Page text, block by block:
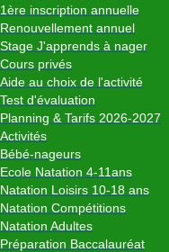
1ère inscription annuelle
Renouvellement annuel
Stage J'apprends à nager
Cours privés
Aide au choix de l'activité
Test d'évaluation
Planning & Tarifs 2026-2027
Activités
Bébé-nageurs
Ecole Natation 4-11ans
Natation Loisirs 10-18 ans
Natation Compétitions
Natation Adultes
Préparation Baccalauréat